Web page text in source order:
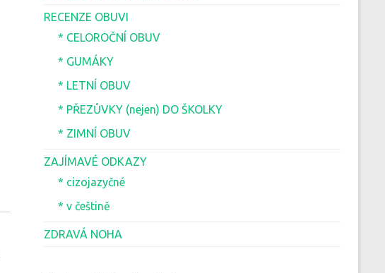
RECENZE OBUVI
* CELOROČNÍ OBUV
* GUMÁKY
* LETNÍ OBUV
* PŘEZŮVKY (nejen) DO ŠKOLKY
* ZIMNÍ OBUV
ZAJÍMAVÉ ODKAZY
* cizojazyčné
* v češtině
ZDRAVÁ NOHA